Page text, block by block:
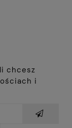
chcesz
i